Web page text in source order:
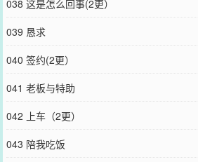
038 这是怎么回事(2更）
039 恳求
040 签约(2更）
041 老板与特助
042 上车（2更）
043 陪我吃饭